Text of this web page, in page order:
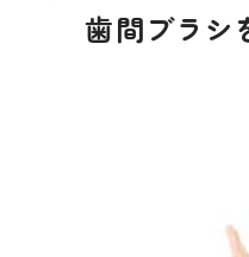
歯間ブラシ